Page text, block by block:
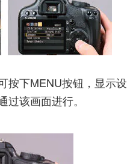
按下MENU按钮，显示设
该画面进行。